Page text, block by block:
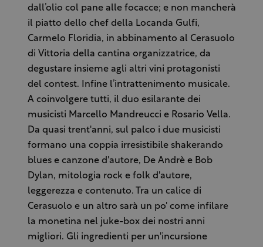
dall’olio col pane alle focacce; e non mancherà
il piatto dello chef della Locanda Gulfi,
Carmelo Floridia, in abbinamento al Cerasuolo
di Vittoria della cantina organizzatrice, da
degustare insieme agli altri vini protagonisti
del contest. Infine l’intrattenimento musicale.
A coinvolgere tutti, il duo esilarante dei
musicisti Marcello Mandreucci e Rosario Vella.
Da quasi trent'anni, sul palco i due musicisti
formano una coppia irresistibile shakerando
blues e canzone d'autore, De Andrè e Bob
Dylan, mitologia rock e folk d'autore,
leggerezza e contenuto. Tra un calice di
Cerasuolo e un altro sarà un po' come infilare
la monetina nel juke-box dei nostri anni
migliori. Gli ingredienti per un'incursione